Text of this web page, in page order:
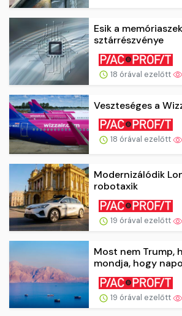
Esik a
sztárrészvénye
18 órával ezelőtt
Veszteséges a
18 órával ezelőtt
Modernizálódik
robotaxik
19 órával ezelőtt
Most nem Trump,
mondja, hogy
19 órával ezelőtt